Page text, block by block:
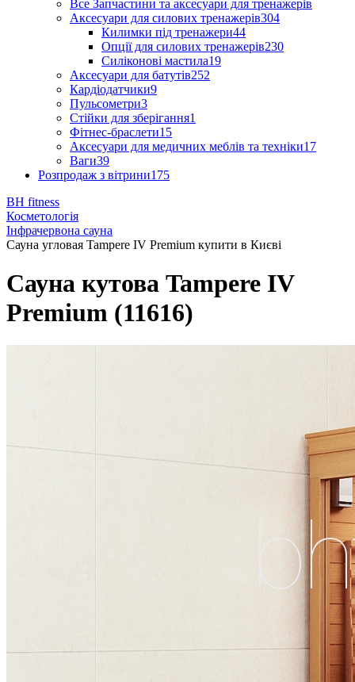
Все Запчастини та аксесуари для тренажерів
Аксесуари для силових тренажерів304
Килимки під тренажери44
Опції для силових тренажерів230
Силіконові мастила19
Аксесуари для батутів252
Кардіодатчики9
Пульсометри3
Стійки для зберігання1
Фітнес-браслети15
Аксесуари для медичних меблів та техніки17
Ваги39
Розпродаж з вітрини175
BH fitness
Косметологія
Інфрачервона сауна
Сауна угловая Tampere IV Premium купити в Києві
Сауна кутова Tampere IV
Premium (11616)